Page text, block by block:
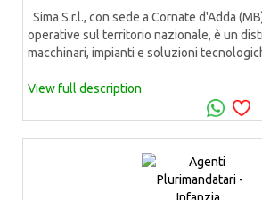
Sima S.r.l., con sede a Cornate d'Adda
operative sul territorio nazionale, è un
macchinari, impianti e soluzioni
View full description